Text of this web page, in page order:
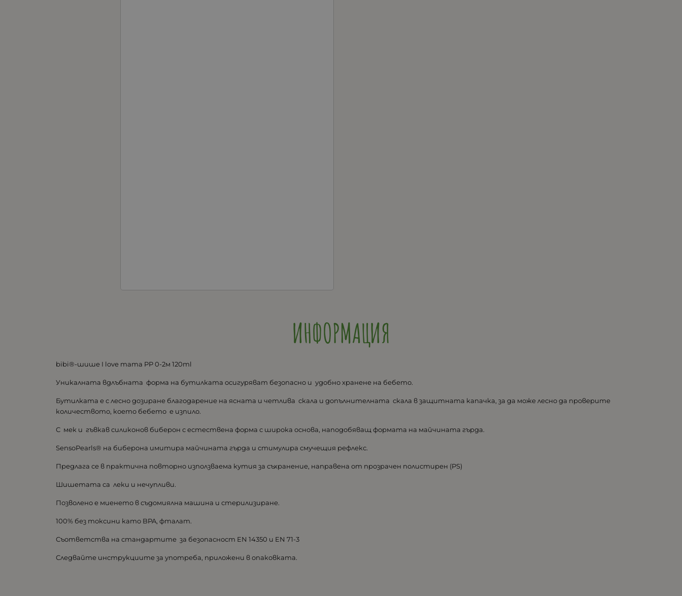
ИНФОРМАЦИЯ
bibi®-шише I love mama PP 0-2м 120ml
Уникалната вдлъбната форма на бутилката осигуряват безопасно и удобно хранене на бебето.
Бутилката е с лесно дозиране благодарение на ясната и четлива скала и допълнителната скала в защитната капачка, за да може лесно да проверите
количеството, което бебето е изпило.
С мек и гъвкав силиконов биберон с естествена форма с широка основа, наподобяващ формата на майчината гърда.
SensoPearls® на биберона имитира майчината гърда и стимулира смучещия рефлекс.
Предлага се в практична повторно използваема кутия за съхранение, направена от прозрачен полистирен (PS)
Шишетата са леки и нечупливи.
Позволено е миенето в съдомиялна машина и стерилизиране.
100% без токсини като BPA, фталат.
Съответства на стандартите за безопасност EN 14350 и EN 71-3
Следвайте инструкциите за употреба, приложени в опаковката.